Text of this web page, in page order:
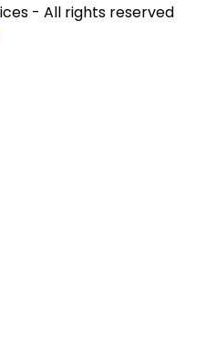
- All rights reserved